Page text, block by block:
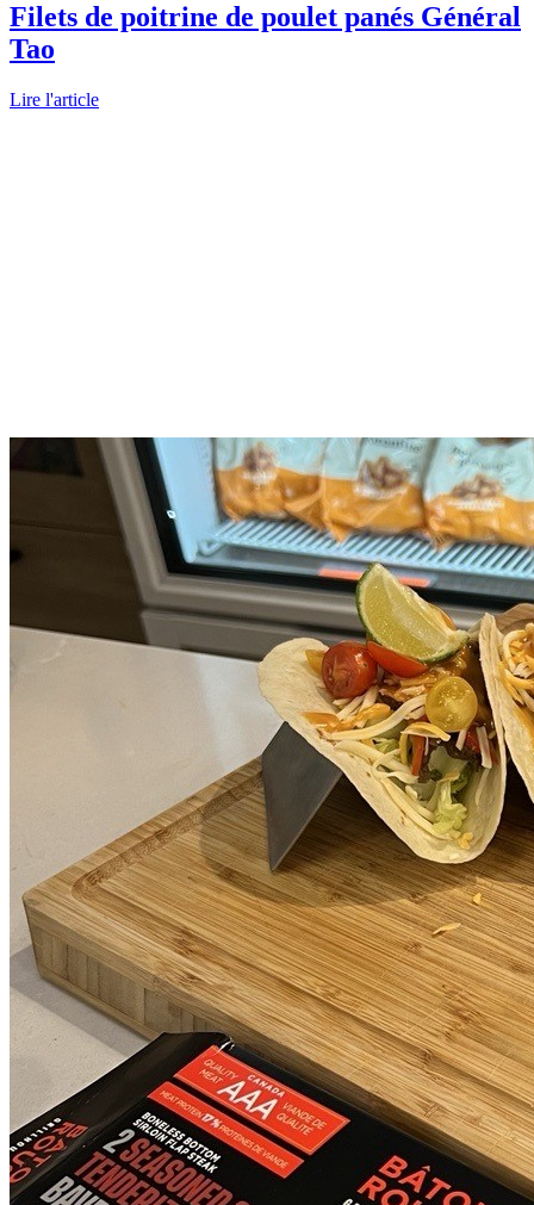
Filets de poitrine de poulet panés Général
Tao
Lire l'article